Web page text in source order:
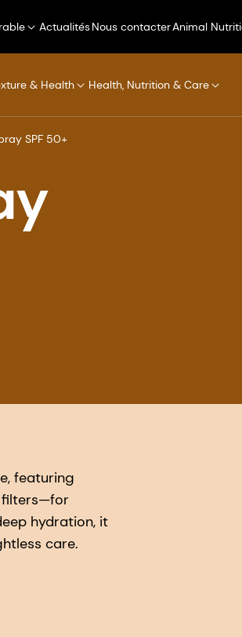
ActualitésNous contacterAnimal
& Health Health, Nutrition & Care
SPF 50+
featuring
filters—for
hydration, it
care.